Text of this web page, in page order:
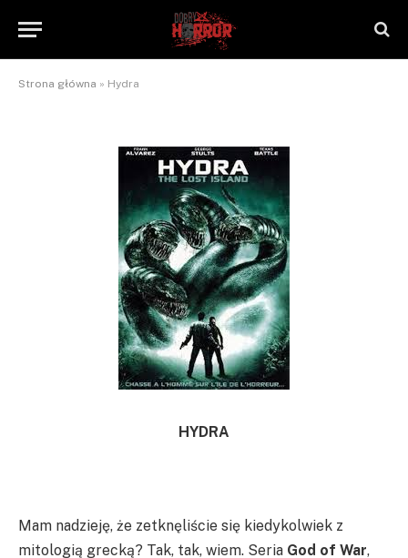
Strona główna » Hydra
NaTrzeźwoNieWarto
2012-09-16
HYDRA
Mam nadzieję, że zetknęliście się kiedykolwiek z
mitologią grecką? Tak, tak, wiem. Seria God of War,